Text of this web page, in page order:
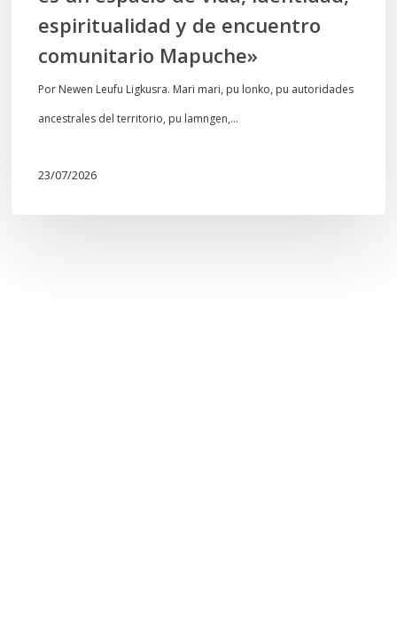
encuentro
comunitario
Mapuche»
espiritualidad y de encuentro
comunitario Mapuche»
Por Newen Leufu Ligkusra. Mari mari, pu lonko, pu autoridades
ancestrales del territorio, pu lamngen,…
23/07/2026